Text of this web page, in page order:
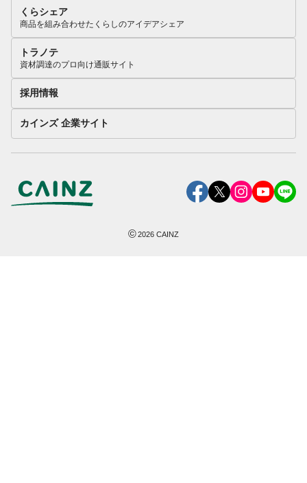
くらシェア
商品を組み合わせたくらしのアイデアシェア
トラノテ
資材調達のプロ向け通販サイト
採用情報
カインズ 企業サイト
©2026 CAINZ